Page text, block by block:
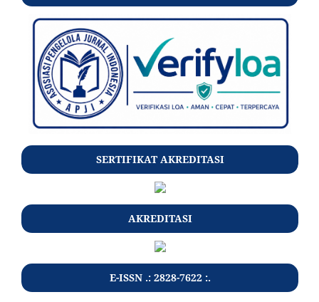
SERTIFIKAT AKREDITASI
AKREDITASI
E-ISSN .: 2828-7622 :.